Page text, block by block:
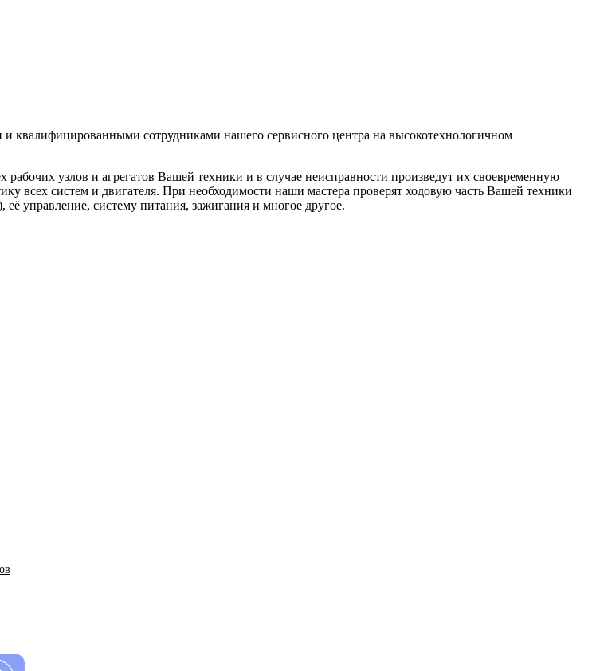
сотрудниками нашего сервисного центра на высокотехнологичном
узлов и агрегатов Вашей техники и в случае неисправности произведут их своевременную
всех систем и двигателя. При необходимости наши мастера проверят ходовую часть Вашей техники
управление, систему питания, зажигания и многое другое.